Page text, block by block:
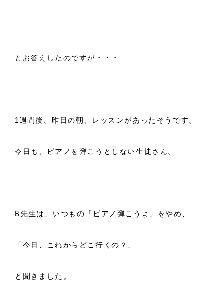
とお答えしたのですが・・・
1週間後、昨日の朝、レッスンがあったそうです。
今日も、ピアノを弾こうとしない生徒さん。
B先生は、いつもの「ピアノ弾こうよ」をやめ、
「今日、これからどこ行くの？」
と聞きました。